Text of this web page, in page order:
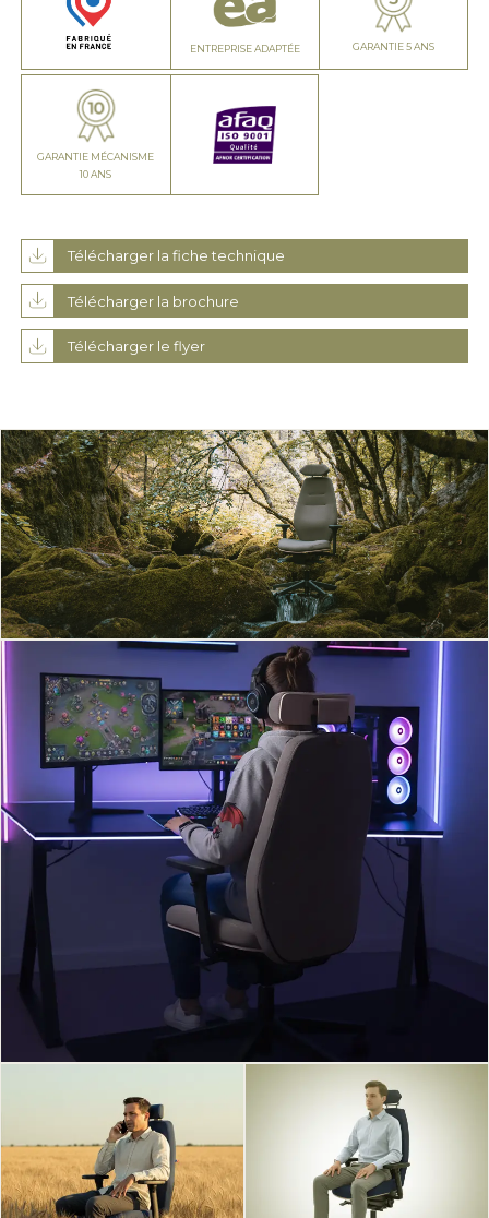
ENTREPRISE ADAPTÉE GARANTIE 5 ANS
GARANTIE MÉCANISME
10 ANS
Télécharger la fiche technique
Télécharger la brochure
Télécharger le flyer